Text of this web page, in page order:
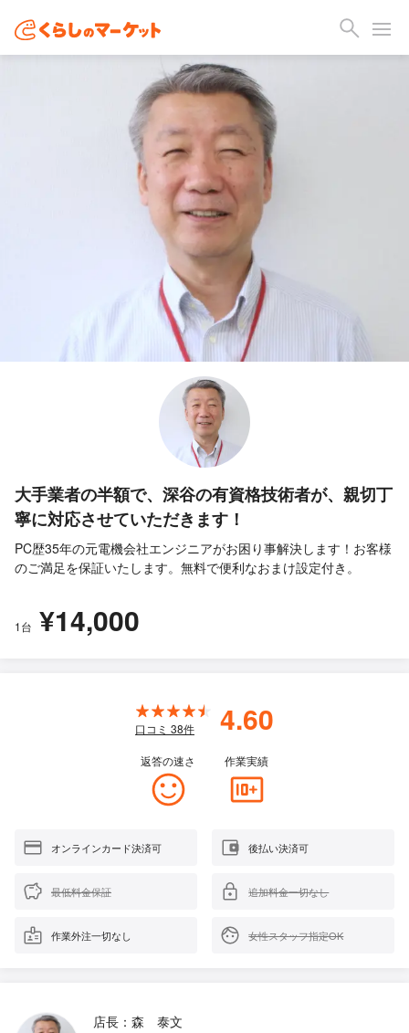
大手業者の半額で、深谷の有資格技術者が、親切丁
寧に対応させていただきます！
PC歴35年の元電機会社エンジニアがお困り事解決します！お客様
のご満足を保証いたします。無料で便利なおまけ設定付き。
1台 ¥14,000
口コミ 38件 4.60
返答の速さ 作業実績
オンラインカード決済可 後払い決済可
最低料金保証 追加料金一切なし
作業外注一切なし 女性スタッフ指定OK
店長：森 泰文